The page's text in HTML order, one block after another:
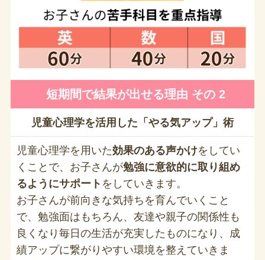
短期間で結果が出せる理由 その 2
児童心理学を活用した「やる気アップ」術
児童心理学を用いた効果のある声かけをしてい
くことで、お子さんが勉強に意欲的に取り組め
るようにサポート をしていきます。
お子さんが前向きな気持ちを育んでいくこと
で、勉強面はもちろん、友達や親子の関係性も
良くなり毎日の生活が充実したものになり、成
績アップに繋がりやすい環境を整えていきま